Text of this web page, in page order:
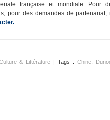
française et mondiale. Pour
pour des demandes de partenariat,
Culture & Littérature | Tags : Chine,